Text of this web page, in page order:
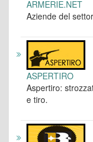
ARMERIE.NET
Aziende del
ASPERTIRO
Aspertiro:
e tiro.